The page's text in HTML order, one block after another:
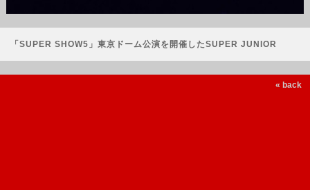
「SUPER SHOW5」東京ドーム公演を開催したSUPER JUNIOR
« back